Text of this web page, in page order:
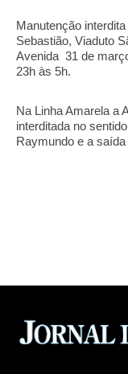
Manutenção
Sebastião, Viaduto
Avenida 31 de
23h às 5h.
Na Linha Amarela a
interditada no
Raymundo e a